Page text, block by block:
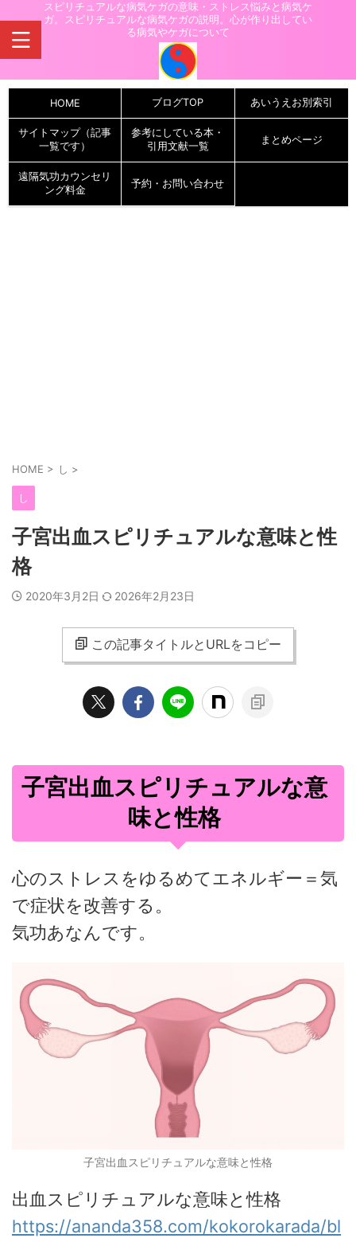
スピリチュアルな病気ケガの意味・ストレス悩みと病気ケ
ガ。スピリチュアルな病気ケガの説明。心が作り出してい
る病気やケガについて
HOME ブログTOP あいうえお別索引
サイトマップ（記事
一覧です）
参考にしている本・
引用文献一覧
まとめページ
遠隔気功カウンセリ
ング料金
予約・お問い合わせ
HOME > し >
し
子宮出血スピリチュアルな意味と性
格
2020年3月2日 2026年2月23日
この記事タイトルとURLをコピー
子宮出血スピリチュアルな意
味と性格
心のストレスをゆるめてエネルギー＝気
で症状を改善する。
気功あなんです。
子宮出血スピリチュアルな意味と性格
出血スピリチュアルな意味と性格
https://ananda358.com/kokorokarada/bl